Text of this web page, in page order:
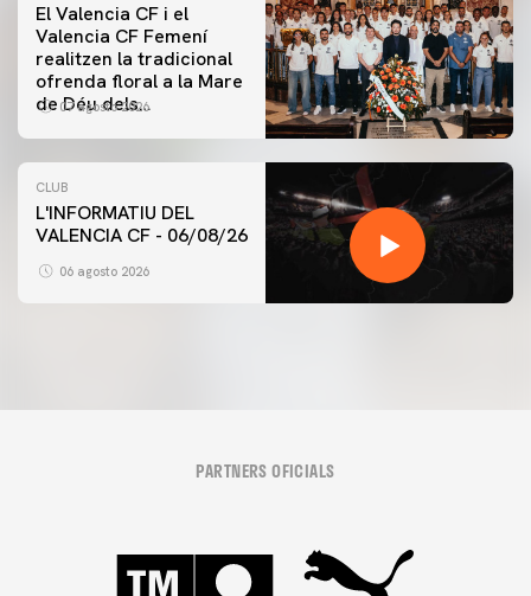
El Valencia CF i el
Valencia CF Femení
realitzen la tradicional
ofrenda floral a la Mare
de Déu dels
07 agosto 2026
CLUB
L'INFORMATIU DEL
VALENCIA CF - 06/08/26
06 agosto 2026
PARTNERS OFICIALS